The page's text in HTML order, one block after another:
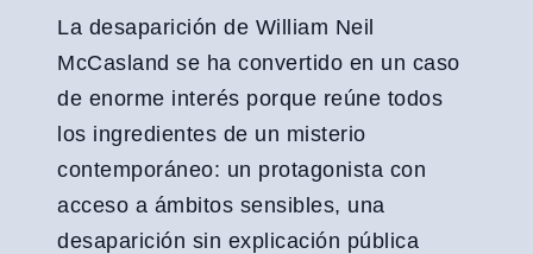
La desaparición de William Neil
McCasland se ha convertido en un caso
de enorme interés porque reúne todos
los ingredientes de un misterio
contemporáneo: un protagonista con
acceso a ámbitos sensibles, una
desaparición sin explicación pública